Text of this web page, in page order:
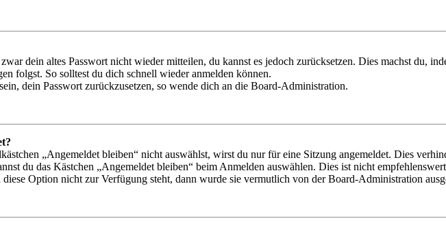
dein altes Passwort nicht wieder mitteilen, du kannst es jedoch zurücksetzen. Dies machst du,
folgst. So solltest du dich schnell wieder anmelden können.
dein Passwort zurückzusetzen, so wende dich an die Board-Administration.
„Angemeldet bleiben“ nicht auswählst, wirst du nur für eine Sitzung angemeldet. Dies
du das Kästchen „Angemeldet bleiben“ beim Anmelden auswählen. Dies ist nicht
Option nicht zur Verfügung steht, dann wurde sie vermutlich von der Board-Administration